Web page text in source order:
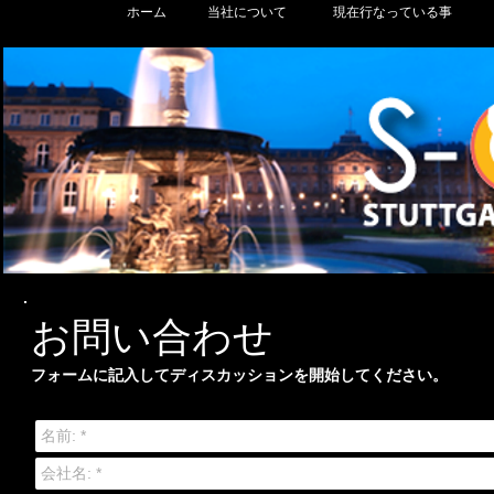
ホーム 当社について 現在行なっている事
お問い合わせ
フォームに記入してディスカッションを開始してください。